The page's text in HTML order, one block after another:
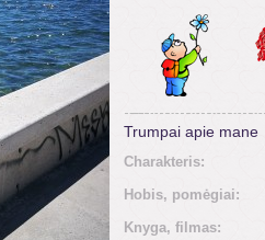
Trumpai apie mane
Charakteris:
Hobis, pomėgiai:
Knyga, filmas: